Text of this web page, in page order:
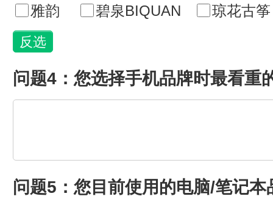
雅韵
碧泉BIQUAN 琼花古筝
问题4：您选择手机品牌时最看重
问题5：您目前使用的电脑/笔记本